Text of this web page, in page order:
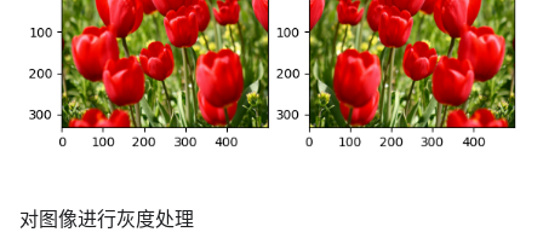
对图像进行灰度处理